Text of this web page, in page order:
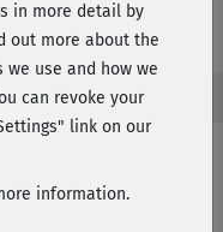
2 - Teil 1
in more detail by
out more about the
use and how we
can revoke your
link on our
information.